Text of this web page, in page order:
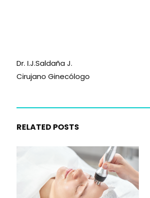
Dr. I.J.Saldaña J.
Cirujano Ginecólogo
RELATED POSTS